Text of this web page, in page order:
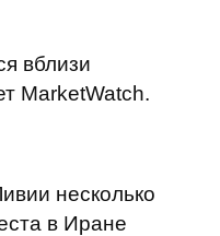
вблизи
MarketWatch.
несколько
в Иране